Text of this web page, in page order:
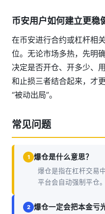
币安用户如何建立更稳
在币安进行合约或杠杆相
位。无论市场多热，先明
决定是否开仓、开多少、
和止损三者结合起来，才
“被动出局”。
常见问题
1 爆仓是什么意思？
爆仓是指在杠杆交易
平台会自动强制平仓。
2 爆仓一定会把本金亏